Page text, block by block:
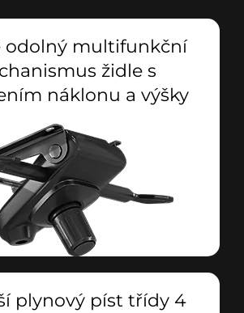
odolný multifunkční
židle s
náklonu a výšky
plynový píst třídy 4